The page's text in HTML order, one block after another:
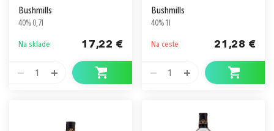
Bushmills
40% 0,7l
Na sklade 17,22 €
1
Bushmills
40% 1l
Na ceste 21,28 €
1